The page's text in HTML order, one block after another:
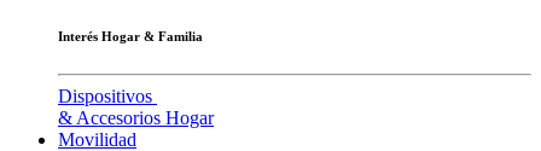
Interés Hogar & Familia
Dispositivos
& Accesorios Hogar
Movilidad